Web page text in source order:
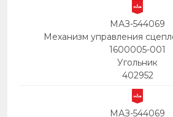
МАЗ-544069
Механизм управления
1600005-001
Угольник
402952
МАЗ-544069